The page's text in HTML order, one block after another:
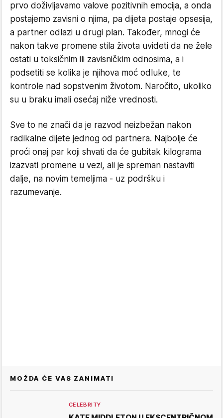
prvo doživljavamo valove pozitivnih emocija, a onda
postajemo zavisni o njima, pa dijeta postaje opsesija,
a partner odlazi u drugi plan. Također, mnogi će
nakon takve promene stila života uvideti da ne žele
ostati u toksičnim ili zavisničkim odnosima, a i
podsetiti se kolika je njihova moć odluke, te
kontrole nad sopstvenim životom. Naročito, ukoliko
su u braku imali osećaj niže vrednosti.
Sve to ne znači da je razvod neizbežan nakon
radikalne dijete jednog od partnera. Najbolje će
proći onaj par koji shvati da će gubitak kilograma
izazvati promene u vezi, ali je spreman nastaviti
dalje, na novim temeljima - uz podršku i
razumevanje.
MOŽDA ĆE VAS ZANIMATI
CELEBRITY